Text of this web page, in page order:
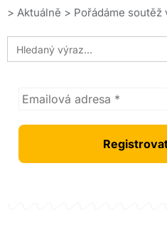
> Aktuálně > Pořádáme soutěž
Search
for: